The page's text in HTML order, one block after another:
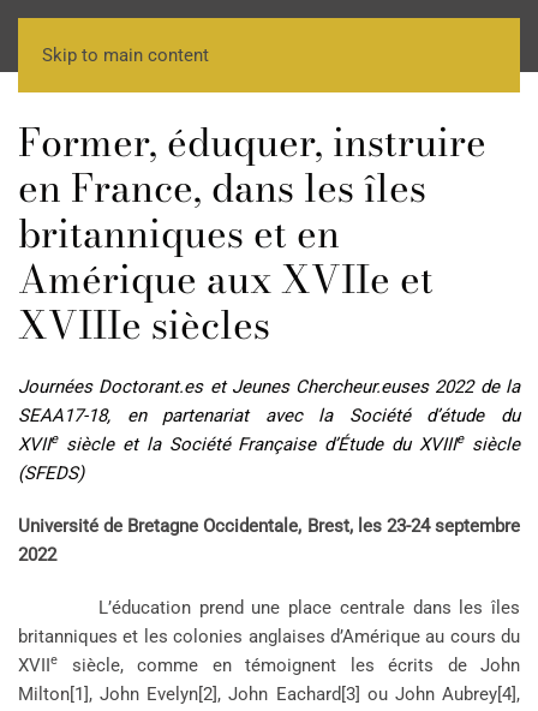
Skip to main content
Former, éduquer, instruire
en France, dans les îles
britanniques et en
Amérique aux XVIIe et
XVIIIe siècles
Journées Doctorant.es et Jeunes Chercheur.euses 2022 de la
SEAA17-18, en partenariat avec la Société d’étude du
XVIIesiècle et la Société Française d’Étude du XVIIIesiècle
(SFEDS)
Université de Bretagne Occidentale, Brest, les 23-24 septembre
2022
L’éducation prend une place centrale dans les îles
britanniques et les colonies anglaises d’Amérique au cours du
XVIIe
siècle, comme en témoignent les écrits de John
Milton[1], John Evelyn[2], John Eachard[3] ou John Aubrey[4],